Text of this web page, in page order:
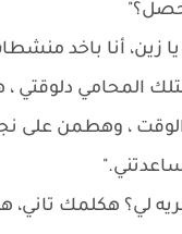
حصل؟"
زين، أنا باخد
المحامي
، وهطمن على
لي؟ هكلمك